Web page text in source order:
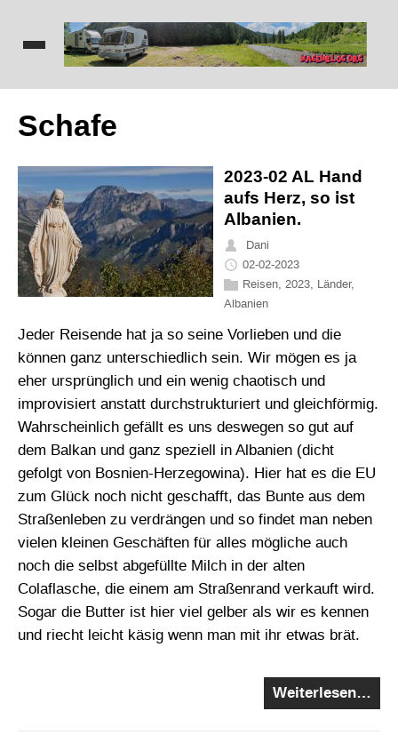
Schafe
2023-02 AL Hand
aufs Herz, so ist
Albanien.
Dani
02-02-2023
Reisen, 2023, Länder,
Albanien
Jeder Reisende hat ja so seine Vorlieben und die
können ganz unterschiedlich sein. Wir mögen es ja
eher ursprünglich und ein wenig chaotisch und
improvisiert anstatt durchstrukturiert und gleichförmig.
Wahrscheinlich gefällt es uns deswegen so gut auf
dem Balkan und ganz speziell in Albanien (dicht
gefolgt von Bosnien-Herzegowina). Hier hat es die EU
zum Glück noch nicht geschafft, das Bunte aus dem
Straßenleben zu verdrängen und so findet man neben
vielen kleinen Geschäften für alles mögliche auch
noch die selbst abgefüllte Milch in der alten
Colaflasche, die einem am Straßenrand verkauft wird.
Sogar die Butter ist hier viel gelber als wir es kennen
und riecht leicht käsig wenn man mit ihr etwas brät.
Weiterlesen…